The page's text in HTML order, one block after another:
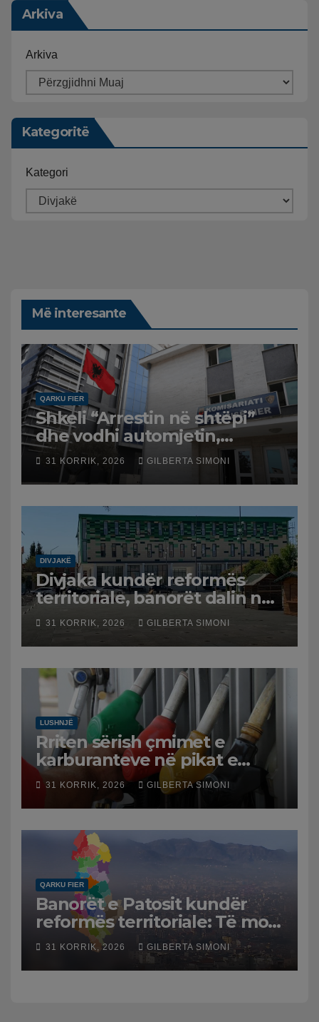
Arkiva
Arkiva
Kategoritë
Kategori
Më interesante
QARKU FIER
Shkeli “Arrestin në shtëpi”
dhe vodhi automjetin,
arrestohet 43-vjeçari
31 KORRIK, 2026 GILBERTA SIMONI
DIVJAKË
Divjaka kundër reformës
territoriale, banorët dalin në
protestë.
31 KORRIK, 2026 GILBERTA SIMONI
LUSHNJË
Rriten sërish çmimet e
karburanteve në pikat e
karburanteve në Lushnjë.
Tensionet në Lindjen e
Mesme shtrenjtojnë naftën
dhe benzinën në vend
31 KORRIK, 2026 GILBERTA SIMONI
QARKU FIER
Banorët e Patosit kundër
reformës territoriale: Të mos
humbasim identitetin e
qytetit
31 KORRIK, 2026 GILBERTA SIMONI